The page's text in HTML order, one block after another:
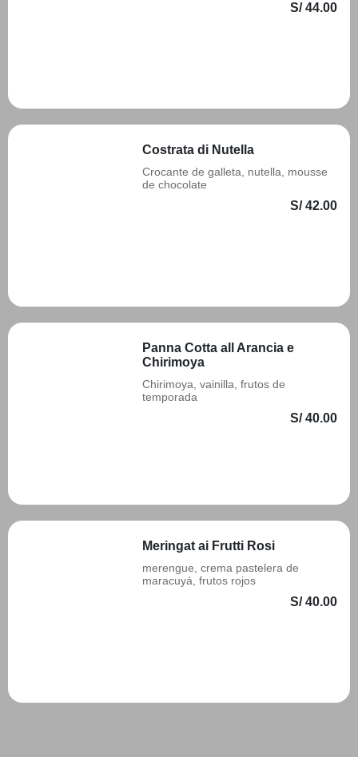
S/ 44.00
Costrata di Nutella
Crocante de galleta, nutella, mousse
de chocolate
S/ 42.00
Panna Cotta all Arancia e
Chirimoya
Chirimoya, vainilla, frutos de
temporada
S/ 40.00
Meringat ai Frutti Rosi
merengue, crema pastelera de
maracuyá, frutos rojos
S/ 40.00